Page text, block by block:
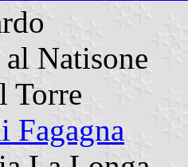
Natisone
Torre
Fagagna